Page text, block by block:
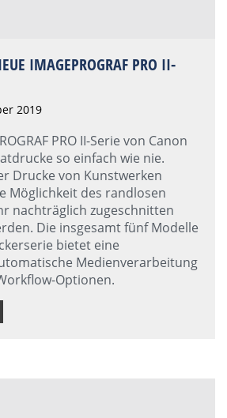
IMAGEPROGRAF PRO II-
2019
PRO II-Serie von Canon
so einfach wie nie.
Drucke von Kunstwerken
Möglichkeit des randlosen
nachträglich zugeschnitten
Die insgesamt fünf Modelle
bietet eine
Medienverarbeitung
Optionen.